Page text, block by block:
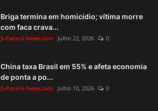
Briga termina em homicídio; vítima morre
com faca crava...
Ji-Paraná News.com Julho 22, 2026 0
China taxa Brasil em 55% e afeta economia
de ponta a po...
Ji-Paraná News.com Julho 10, 2026 0